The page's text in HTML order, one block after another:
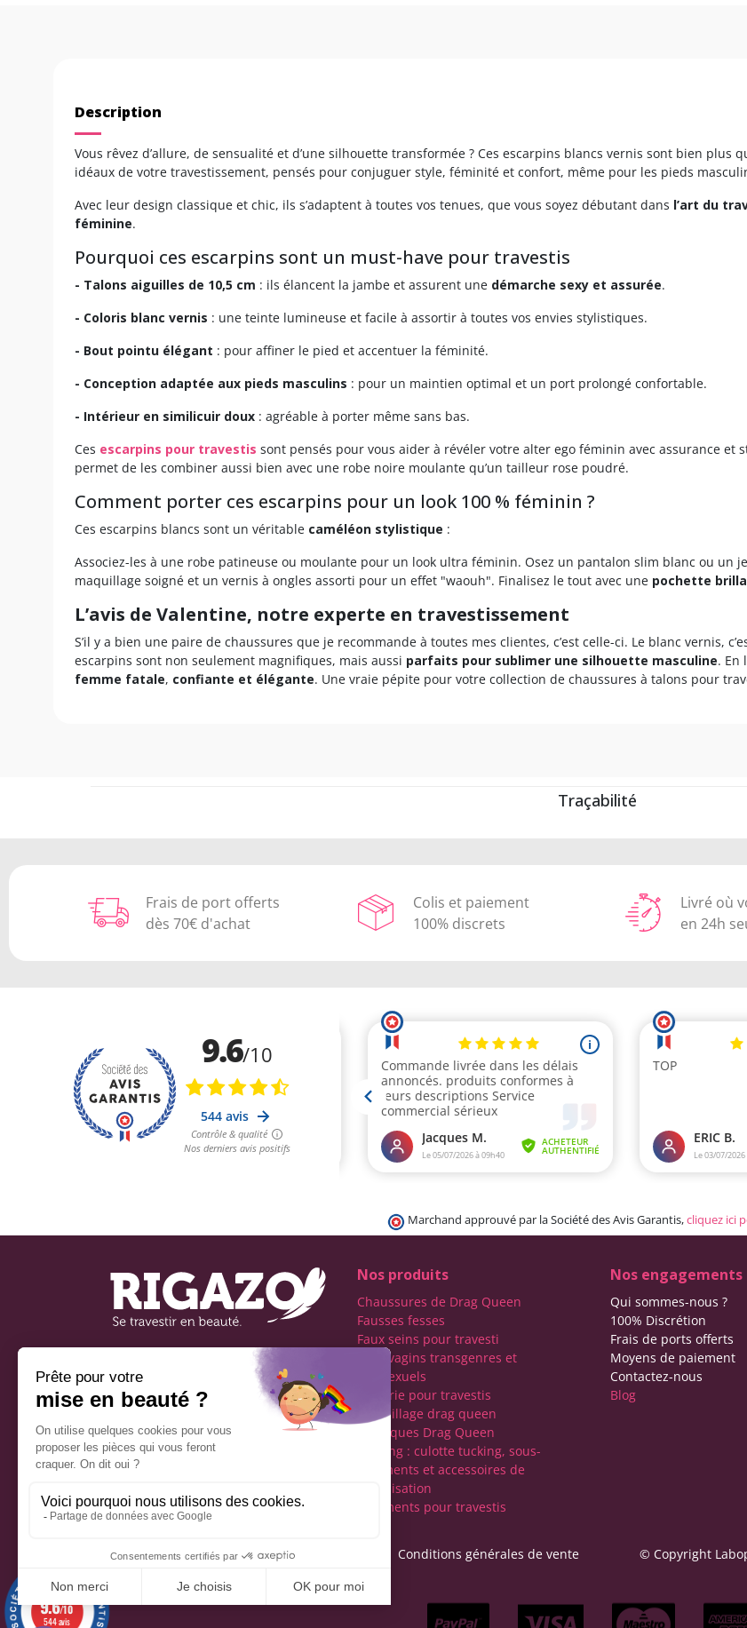
Description
Vous rêvez d’allure, de sensualité et d’une silhouette transformée ? Ces escarpins blancs vernis sont bien plus
idéaux de votre travestissement, pensés pour conjuguer style, féminité et confort, même pour les pieds
Avec leur design classique et chic, ils s’adaptent à toutes vos tenues, que vous soyez débutant dans l’art du
féminine.
Pourquoi ces escarpins sont un must-have pour travestis
- Talons aiguilles de 10,5 cm : ils élancent la jambe et assurent une démarche sexy et assurée.
- Coloris blanc vernis : une teinte lumineuse et facile à assortir à toutes vos envies stylistiques.
- Bout pointu élégant : pour affiner le pied et accentuer la féminité.
- Conception adaptée aux pieds masculins : pour un maintien optimal et un port prolongé confortable.
- Intérieur en similicuir doux : agréable à porter même sans bas.
Ces escarpins pour travestis sont pensés pour vous aider à révéler votre alter ego féminin avec assurance et
permet de les combiner aussi bien avec une robe noire moulante qu’un tailleur rose poudré.
Comment porter ces escarpins pour un look 100 % féminin ?
Ces escarpins blancs sont un véritable caméléon stylistique :
Associez-les à une robe patineuse ou moulante pour un look ultra féminin. Osez un pantalon slim blanc ou un
maquillage soigné et un vernis à ongles assorti pour un effet "waouh". Finalisez le tout avec une pochette
L’avis de Valentine, notre experte en travestissement
S’il y a bien une paire de chaussures que je recommande à toutes mes clientes, c’est celle-ci. Le blanc vernis,
escarpins sont non seulement magnifiques, mais aussi parfaits pour sublimer une silhouette masculine. En
femme fatale, confiante et élégante. Une vraie pépite pour votre collection de chaussures à talons pour
Traçabilité
Frais de port offerts
dès 70€ d'achat
Colis et paiement
100% discrets
Livré où
en 24h
Marchand approuvé par la Société des Avis Garantis,cliquez ici
française spécialisée dans
le travestissement de
Réseaux sociaux
Nos produits
Chaussures de Drag Queen
Fausses fesses
Faux seins pour travesti
Faux vagins transgenres et
transexuels
Lingerie pour travestis
Maquillage drag queen
Perruques Drag Queen
Tucking : culotte tucking, sous-
vêtements et accessoires de
féminisation
Vêtements pour travestis
Nos engagements
Qui sommes-nous ?
100% Discrétion
Frais de ports offerts
Moyens de paiement
Contactez-nous
Blog
Mentions légales Conditions générales de vente © Copyright
9.6/10
544 avis